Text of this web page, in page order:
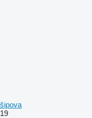
šipova
19